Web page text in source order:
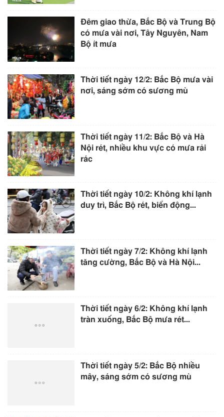
Đêm giao thừa, Bắc Bộ và Trung Bộ
có mưa vài nơi, Tây Nguyên, Nam
Bộ ít mưa
Thời tiết ngày 12/2: Bắc Bộ mưa vài
nơi, sáng sớm có sương mù
Thời tiết ngày 11/2: Bắc Bộ và Hà
Nội rét, nhiều khu vực có mưa rải
rác
Thời tiết ngày 10/2: Không khí lạnh
duy trì, Bắc Bộ rét, biển động...
Thời tiết ngày 7/2: Không khí lạnh
tăng cường, Bắc Bộ và Hà Nội...
Thời tiết ngày 6/2: Không khí lạnh
tràn xuống, Bắc Bộ mưa rét...
Thời tiết ngày 5/2: Bắc Bộ nhiều
mây, sáng sớm có sương mù